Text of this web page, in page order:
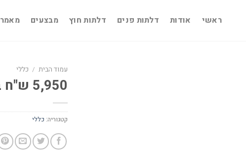
ראשי אודות דלתות פנים דלתות חוץ מבצעים
עמוד הבית / כללי
5,950 ש"ח בלבד!
קטגוריה: כללי